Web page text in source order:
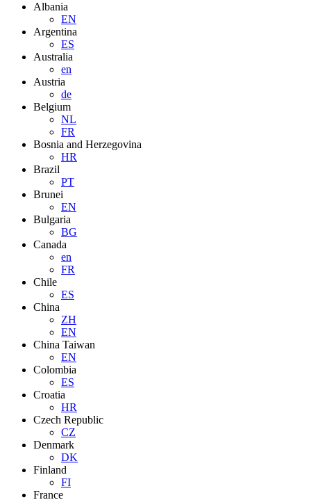
Albania
EN
Argentina
ES
Australia
en
Austria
de
Belgium
NL
FR
Bosnia and Herzegovina
HR
Brazil
PT
Brunei
EN
Bulgaria
BG
Canada
en
FR
Chile
ES
China
ZH
EN
China Taiwan
EN
Colombia
ES
Croatia
HR
Czech Republic
CZ
Denmark
DK
Finland
FI
France